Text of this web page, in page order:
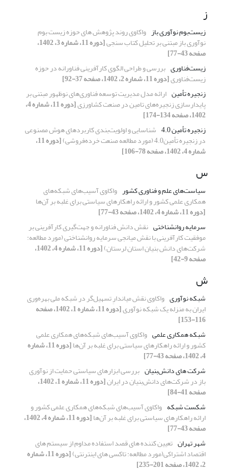
ز
زیست‌بوم نوآوری باز واکاوی روند پژوهش های حوزه زیست بوم
نوآوری باز مبتنی بر تحلیل کتاب سنجی [دوره 11، شماره 3، 1402،
صفحه 43-77]
زیست‌فناوری بررسی و طراحی الگوی ‌کارآفرینی فناورانه در حوزه
زیست‌فناوری[دوره 11، شماره 2، 1402، صفحه 37-92]
زنجیره تأمین ارائه مدل مدیریت توسعه فناوری‌های نوظهور مبتنی بر
پایدارسازی زنجیره‌های تامین در صنعت کشاورزی [دوره 11، شماره 4،
1402، صفحه 134-174]
زنجیره تأمین 4.0
شناسایی و اولویت‌بندی کاربردهای هوش مصنوعی
در زنجیره تأمین4.0 (مورد مطالعه صنعت خرده‌فروشی) [دوره 11،
شماره 4، 1402، صفحه 78-106]
س
سیاست‌های علم و فناوری کشور واکاوی آسیب‌های شبکه‌های
همکاری علمی کشور و ارائه راهکارهای سیاستی برای غلبه بر آن‌‌ها
[دوره 11، شماره 4، 1402، صفحه 43-77]
سرمایه روانشناختی نقش دانش فناورانه و جهت‌گیری کارآفرینی بر
موفقیت کارآفرینی با نقش میانجی سرمایه روانشناختی (مورد مطالعه:
شرکت‌های دانش بنیان استان لرستان) [دوره 11، شماره 4، 1402،
صفحه 9-42]
ش
شبکه نوآوری واکاوی نقش میاندارِ تسهیل‌گر در شبکه ملی بهره‌وری
ایران به منزله یک شبکه نوآوری [دوره 11، شماره 1، 1402، صفحه
116-153]
شبکه‌ همکاری علمی واکاوی آسیب‌های شبکه‌های همکاری علمی
کشور و ارائه راهکارهای سیاستی برای غلبه بر آن‌‌ها [دوره 11، شماره
4، 1402، صفحه 43-77]
شرکت های دانش‌بنیان بررسی ابزار‌های سیاستی حمایت از نوآوری
باز در شرکت‌های دانش‌بنیان در ایران [دوره 11، شماره 1، 1402،
صفحه 41-84]
شکست شبکه واکاوی آسیب‌های شبکه‌های همکاری علمی کشور و
ارائه راهکارهای سیاستی برای غلبه بر آن‌‌ها [دوره 11، شماره 4، 1402،
صفحه 43-77]
شهر تهران تعیین کننده های قصد استفاده مداوم از سیستم های
اقتصاد اشتراکی(مورد مطالعه: تاکسی های اینترنتی) [دوره 11، شماره
2، 1402، صفحه 201-235]